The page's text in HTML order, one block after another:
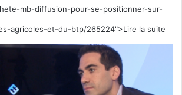
mb-diffusion-pour-se-positionner-sur-
agricoles-et-du-btp/265224">Lire la suite